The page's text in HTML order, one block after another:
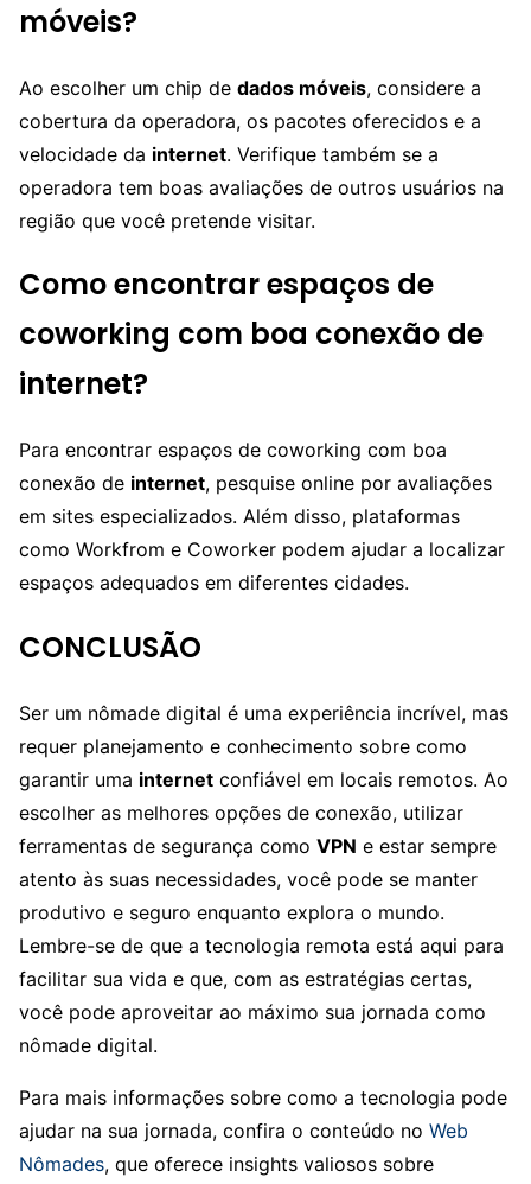
móveis?
Ao escolher um chip de dados móveis, considere a
cobertura da operadora, os pacotes oferecidos e a
velocidade da internet. Verifique também se a
operadora tem boas avaliações de outros usuários na
região que você pretende visitar.
Como encontrar espaços de
coworking com boa conexão de
internet?
Para encontrar espaços de coworking com boa
conexão de internet, pesquise online por avaliações
em sites especializados. Além disso, plataformas
como Workfrom e Coworker podem ajudar a localizar
espaços adequados em diferentes cidades.
CONCLUSÃO
Ser um nômade digital é uma experiência incrível, mas
requer planejamento e conhecimento sobre como
garantir uma internet confiável em locais remotos. Ao
escolher as melhores opções de conexão, utilizar
ferramentas de segurança como VPN e estar sempre
atento às suas necessidades, você pode se manter
produtivo e seguro enquanto explora o mundo.
Lembre-se de que a tecnologia remota está aqui para
facilitar sua vida e que, com as estratégias certas,
você pode aproveitar ao máximo sua jornada como
nômade digital.
Para mais informações sobre como a tecnologia pode
ajudar na sua jornada, confira o conteúdo no Web
Nômades, que oferece insights valiosos sobre